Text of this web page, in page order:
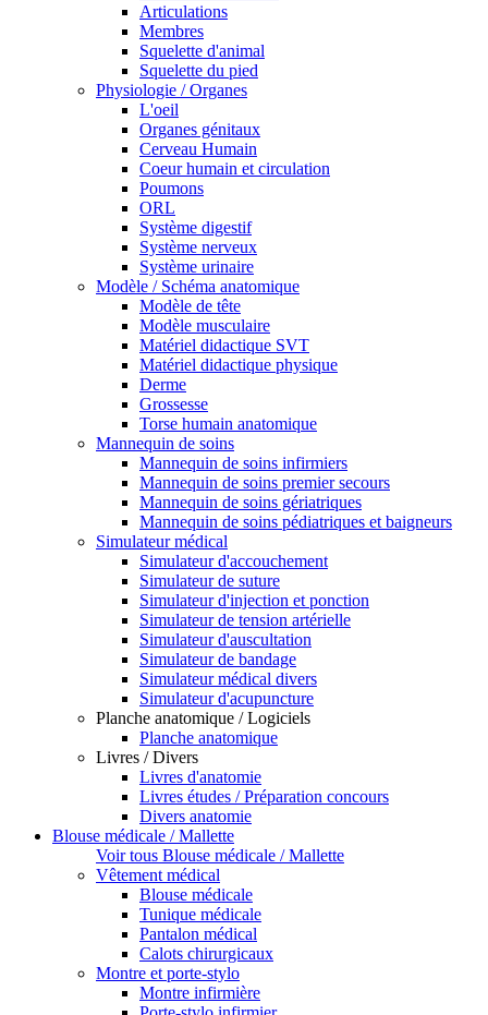
Articulations
Membres
Squelette d'animal
Squelette du pied
Physiologie / Organes
L'oeil
Organes génitaux
Cerveau Humain
Coeur humain et circulation
Poumons
ORL
Système digestif
Système nerveux
Système urinaire
Modèle / Schéma anatomique
Modèle de tête
Modèle musculaire
Matériel didactique SVT
Matériel didactique physique
Derme
Grossesse
Torse humain anatomique
Mannequin de soins
Mannequin de soins infirmiers
Mannequin de soins premier secours
Mannequin de soins gériatriques
Mannequin de soins pédiatriques et baigneurs
Simulateur médical
Simulateur d'accouchement
Simulateur de suture
Simulateur d'injection et ponction
Simulateur de tension artérielle
Simulateur d'auscultation
Simulateur de bandage
Simulateur médical divers
Simulateur d'acupuncture
Planche anatomique / Logiciels
Planche anatomique
Livres / Divers
Livres d'anatomie
Livres études / Préparation concours
Divers anatomie
Blouse médicale / Mallette
Voir tous Blouse médicale / Mallette
Vêtement médical
Blouse médicale
Tunique médicale
Pantalon médical
Calots chirurgicaux
Montre et porte-stylo
Montre infirmière